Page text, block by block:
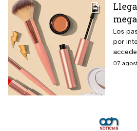
con
80%
Los
por
07